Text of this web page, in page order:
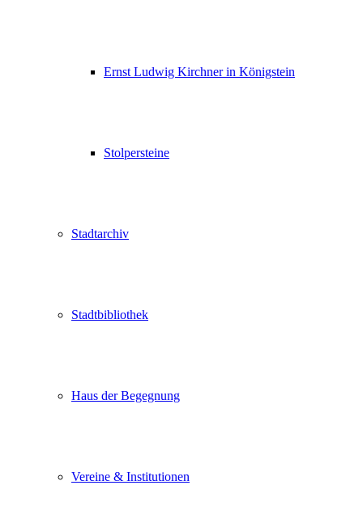
Ernst Ludwig Kirchner in Königstein
Stolpersteine
Stadtarchiv
Stadtbibliothek
Haus der Begegnung
Vereine & Institutionen